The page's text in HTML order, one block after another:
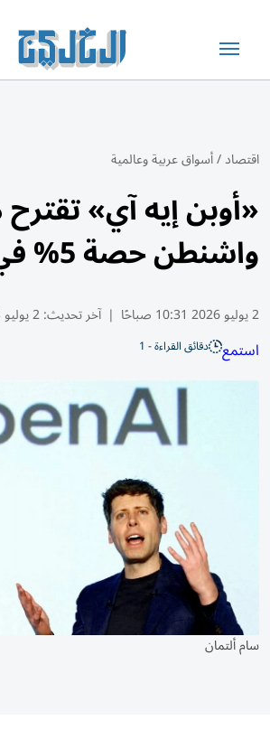
اقتصاد/أسواق عربية وعالمية
«أوبن إيه آي»
واشنطن حصة 5% في الشركة
2 يوليو 2026 10:31 صباحًا | آخر تحديث:2 يوليو 11:53 2026
استمع دقائق القراءة - 1
سام ألتمان